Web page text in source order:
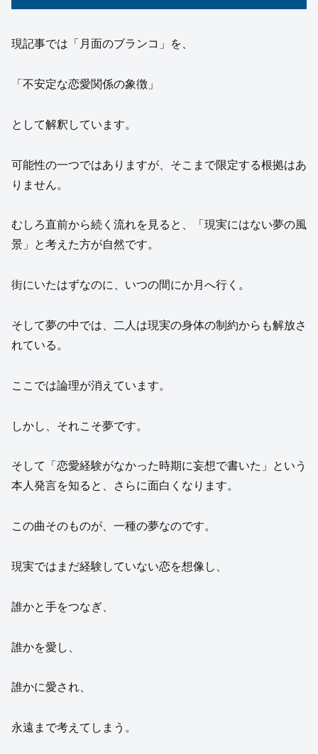
現記事では「月面のブランコ」を、
「不安定な恋愛関係の象徴」
として解釈しています。
可能性の一つではありますが、そこまで限定する根拠はあ
りません。
むしろ直前から続く流れを見ると、「現実にはない夢の風
景」と考えた方が自然です。
街にいたはずなのに、いつの間にか月へ行く。
そして夢の中では、二人は現実の身体の制約からも解放さ
れている。
ここでは論理が消えています。
しかし、それこそ夢です。
そして「恋愛経験がなかった時期に妄想で書いた」という
本人発言を知ると、さらに面白くなります。
この曲そのものが、一種の夢なのです。
現実ではまだ経験していない恋を想像し、
誰かと手をつなぎ、
誰かを愛し、
誰かに愛され、
永遠まで考えてしまう。